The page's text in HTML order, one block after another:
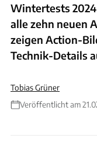
Wintertests
alle zehn neuen
zeigen Action-
Technik-Details
Tobias Grüner
Veröffentlicht am